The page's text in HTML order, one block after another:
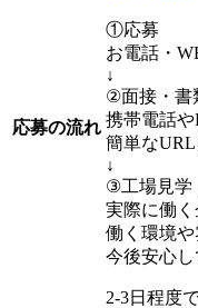
応募の流れ
①応募
お電話・
↓
②面接・書
携帯電話や
簡単なURL
↓
③工場見
実際に働く
働く環境
今後安心
2-3日程度